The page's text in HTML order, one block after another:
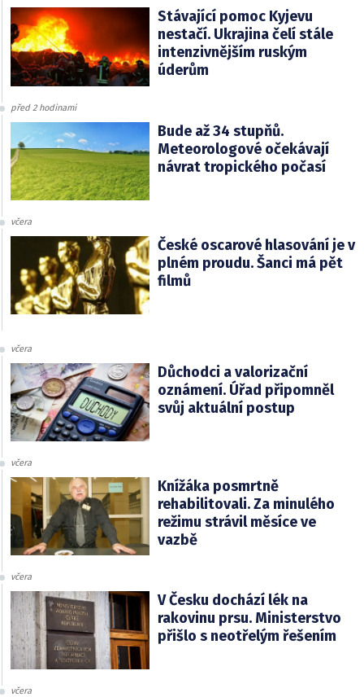
Stávající pomoc Kyjevu
nestačí. Ukrajina čelí stále
intenzivnějším ruským
úderům
před 2 hodinami
Bude až 34 stupňů.
Meteorologové očekávají
návrat tropického počasí
včera
České oscarové hlasování je v
plném proudu. Šanci má pět
filmů
včera
Důchodci a valorizační
oznámení. Úřad připomněl
svůj aktuální postup
včera
Knížáka posmrtně
rehabilitovali. Za minulého
režimu strávil měsíce ve
vazbě
včera
V Česku dochází lék na
rakovinu prsu. Ministerstvo
přišlo s neotřelým řešením
včera